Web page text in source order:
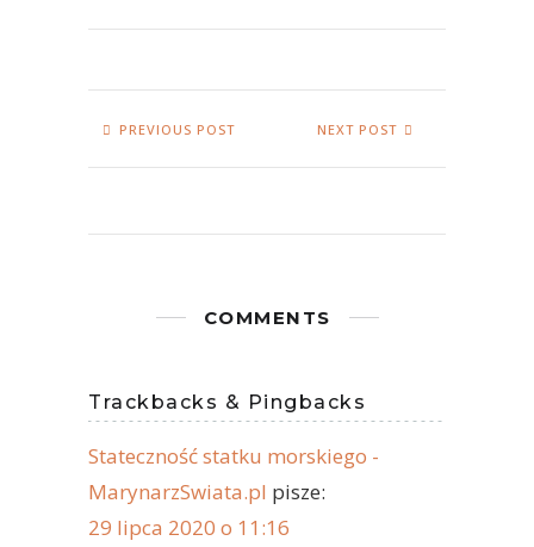
PREVIOUS POST NEXT POST
COMMENTS
Trackbacks & Pingbacks
Stateczność statku morskiego -
MarynarzSwiata.pl pisze:
29 lipca 2020 o 11:16